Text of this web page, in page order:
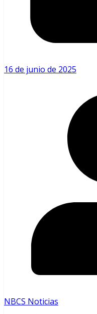
16 de junio de 2025
NBCS Noticias